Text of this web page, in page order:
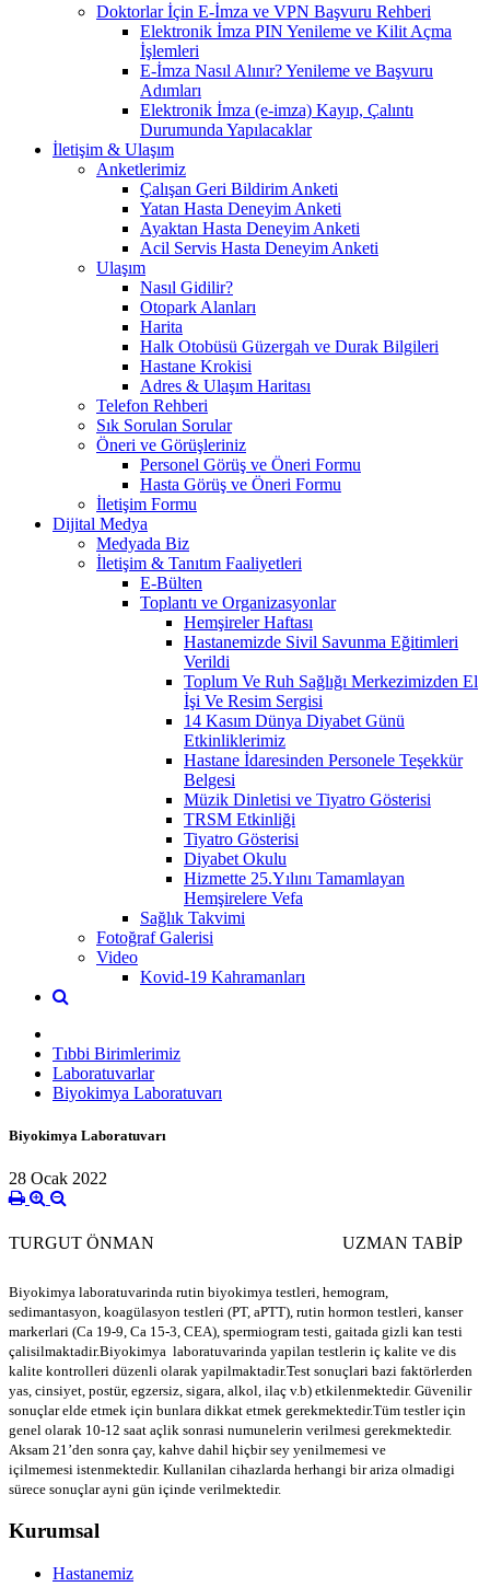
Doktorlar İçin E-İmza ve VPN Başvuru Rehberi
Elektronik İmza PIN Yenileme ve Kilit Açma
İşlemleri
E-İmza Nasıl Alınır? Yenileme ve Başvuru
Adımları
Elektronik İmza (e-imza) Kayıp, Çalıntı
Durumunda Yapılacaklar
İletişim & Ulaşım
Anketlerimiz
Çalışan Geri Bildirim Anketi
Yatan Hasta Deneyim Anketi
Ayaktan Hasta Deneyim Anketi
Acil Servis Hasta Deneyim Anketi
Ulaşım
Nasıl Gidilir?
Otopark Alanları
Harita
Halk Otobüsü Güzergah ve Durak Bilgileri
Hastane Krokisi
Adres & Ulaşım Haritası
Telefon Rehberi
Sık Sorulan Sorular
Öneri ve Görüşleriniz
Personel Görüş ve Öneri Formu
Hasta Görüş ve Öneri Formu
İletişim Formu
Dijital Medya
Medyada Biz
İletişim & Tanıtım Faaliyetleri
E-Bülten
Toplantı ve Organizasyonlar
Hemşireler Haftası
Hastanemizde Sivil Savunma Eğitimleri
Verildi
Toplum Ve Ruh Sağlığı Merkezimizden El
İşi Ve Resim Sergisi
14 Kasım Dünya Diyabet Günü
Etkinliklerimiz
Hastane İdaresinden Personele Teşekkür
Belgesi
Müzik Dinletisi ve Tiyatro Gösterisi
TRSM Etkinliği
Tiyatro Gösterisi
Diyabet Okulu
Hizmette 25.Yılını Tamamlayan
Hemşirelere Vefa
Sağlık Takvimi
Fotoğraf Galerisi
Video
Kovid-19 Kahramanları
Tıbbi Birimlerimiz
Laboratuvarlar
Biyokimya Laboratuvarı
Biyokimya Laboratuvarı
28 Ocak 2022
TURGUT ÖNMAN UZMAN TABİP
Biyokimya laboratuvarinda rutin biyokimya testleri, hemogram,
sedimantasyon, koagülasyon testleri (PT, aPTT), rutin hormon testleri, kanser
markerlari (Ca 19-9, Ca 15-3, CEA), spermiogram testi, gaitada gizli kan testi
çalisilmaktadir.Biyokimya laboratuvarinda yapilan testlerin iç kalite ve dis
kalite kontrolleri düzenli olarak yapilmaktadir.Test sonuçlari bazi faktörlerden
yas, cinsiyet, postür, egzersiz, sigara, alkol, ilaç v.b) etkilenmektedir. Güvenilir
sonuçlar elde etmek için bunlara dikkat etmek gerekmektedir.Tüm testler için
genel olarak 10-12 saat açlik sonrasi numunelerin verilmesi gerekmektedir.
Aksam 21’den sonra çay, kahve dahil hiçbir sey yenilmemesi ve
içilmemesi istenmektedir. Kullanilan cihazlarda herhangi bir ariza olmadigi
sürece sonuçlar ayni gün içinde verilmektedir.
Kurumsal
Hastanemiz